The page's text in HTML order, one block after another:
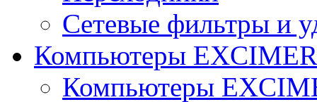
Сетевые фильтры и
Компьютеры
Компьютеры